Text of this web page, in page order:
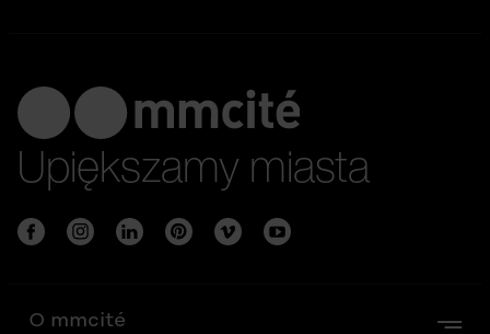
Upiększamy miasta
O mmcité